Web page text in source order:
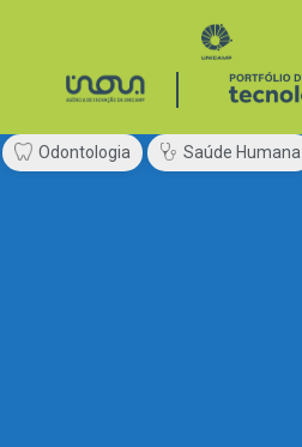
Odontologia Saúde Humana